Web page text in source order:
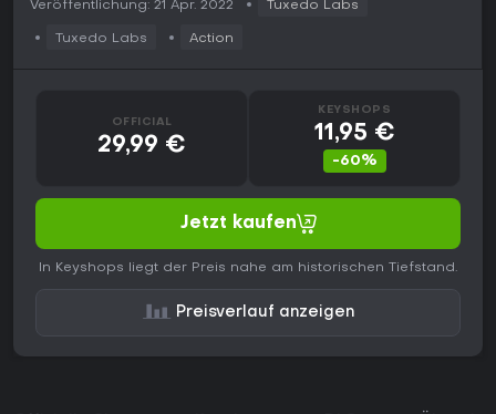
Veröffentlichung: 21 Apr. 2022 Tuxedo Labs
Tuxedo Labs Action
OFFICIAL
29,99 €
KEYSHOPS
11,95 €
-60%
Jetzt kaufen
In Keyshops liegt der Preis nahe am historischen Tiefstand.
Preisverlauf anzeigen